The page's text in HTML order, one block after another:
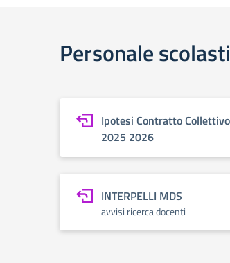
Personale
Ipotesi Contratto
2025 2026
INTERPELLI MDS
avvisi ricerca docenti